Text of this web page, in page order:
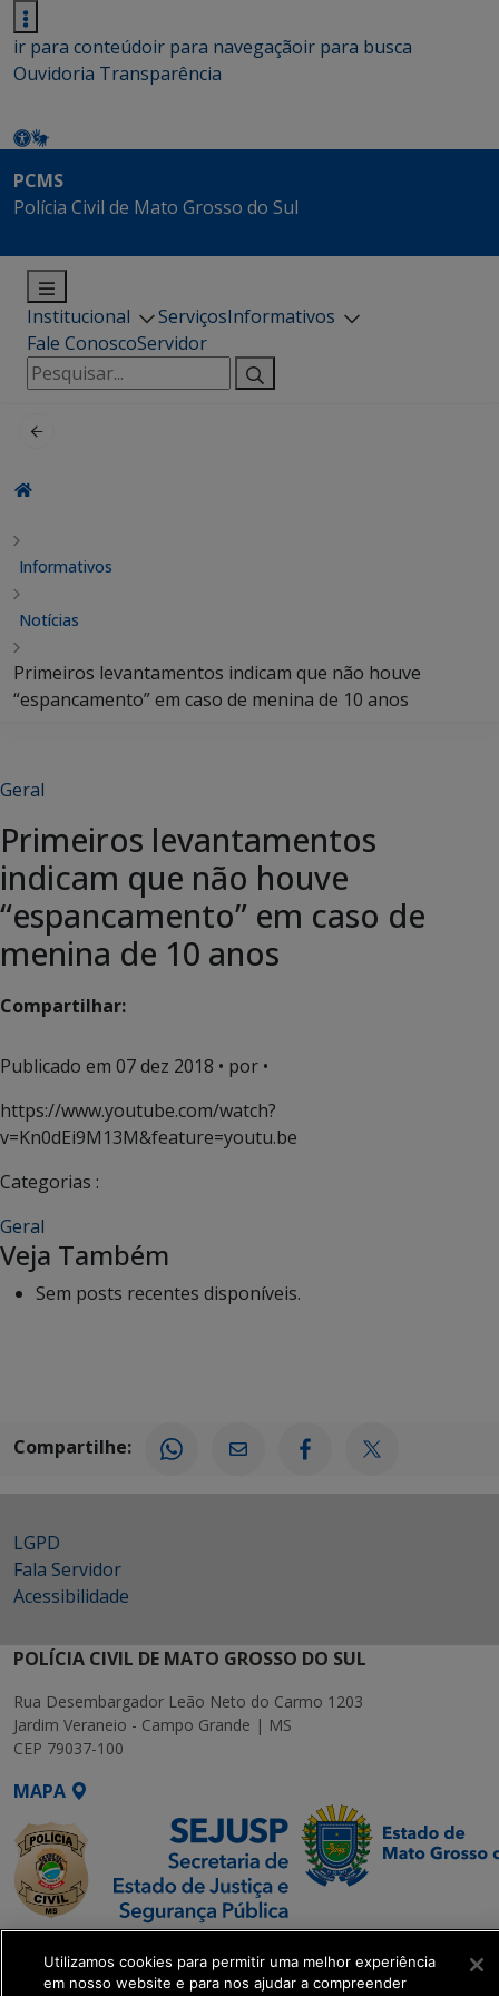
ir para conteúdoir para navegaçãoir para busca
Ouvidoria Transparência
PCMS
Polícia Civil de Mato Grosso do Sul
Institucional ServiçosInformativos
Fale ConoscoServidor
Pesquisar
por:
Informativos
Notícias
Primeiros levantamentos indicam que não houve
“espancamento” em caso de menina de 10 anos
Geral
Primeiros levantamentos
indicam que não houve
“espancamento” em caso de
menina de 10 anos
Compartilhar:
Publicado em 07 dez 2018 • por •
https://www.youtube.com/watch?
v=Kn0dEi9M13M&feature=youtu.be
Categorias :
Geral
Veja Também
Sem posts recentes disponíveis.
Compartilhe:
LGPD
Fala Servidor
Acessibilidade
POLÍCIA CIVIL DE MATO GROSSO DO SUL
Rua Desembargador Leão Neto do Carmo 1203
Jardim Veraneio - Campo Grande | MS
CEP 79037-100
MAPA
SETDIG | Secretaria-
Executiva de
Utilizamos cookies para permitir uma melhor experiência
em nosso website e para nos ajudar a compreender